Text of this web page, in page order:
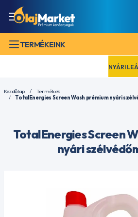
TERMÉKEINK
NYÁRI
Kezdőlap
Termékek
TotalEnergies Screen Wash prémium nyári
TotalEnergies Screen
nyári